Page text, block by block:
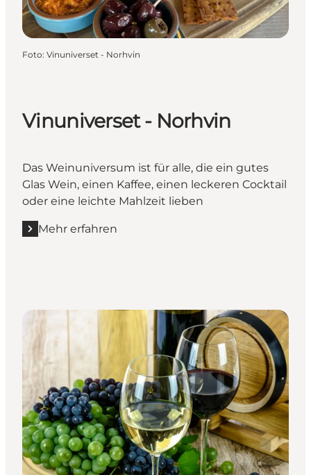
Foto: Vinuniverset - Norhvin
Vinuniverset - Norhvin
Das Weinuniversum ist für alle, die ein gutes
Glas Wein, einen Kaffee, einen leckeren Cocktail
oder eine leichte Mahlzeit lieben
Mehr erfahren
Mehr erfahren "Vinuniverset - Norhvin "